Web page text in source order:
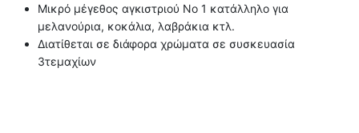
Μικρό μέγεθος αγκιστριού Νο 1 κατάλληλο για
μελανούρια, κοκάλια, λαβράκια κτλ.
Διατίθεται σε διάφορα χρώματα σε συσκευασία
3τεμαχίων